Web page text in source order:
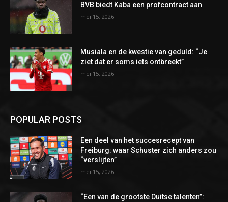
BVB biedt Kaba een profcontract aan
mei 15, 2026
Musiala en de kwestie van geduld: “Je
ziet dat er soms iets ontbreekt”
mei 15, 2026
POPULAR POSTS
Een deel van het succesrecept van
Freiburg: waar Schuster zich anders zou
“verslijten”
mei 15, 2026
“Een van de grootste Duitse talenten”: